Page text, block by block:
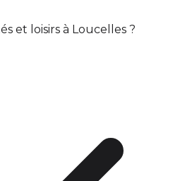
et loisirs à Loucelles ?